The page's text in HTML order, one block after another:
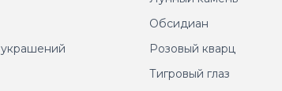
Обсидиан
Розовый кварц
Тигровый глаз